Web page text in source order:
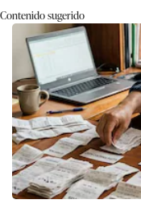
Contenido sugerido